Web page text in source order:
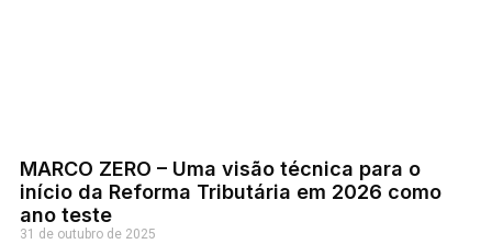
MARCO ZERO – Uma visão técnica para o
início da Reforma Tributária em 2026 como
ano teste
31 de outubro de 2025